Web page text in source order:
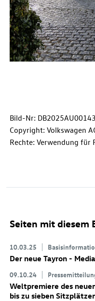
Bild-Nr: DB2025AU00143
Copyright: Volkswagen
Rechte: Verwendung für
Seiten mit diesem
10.03.25
Der neue Tayron -
09.10.24
Weltpremiere des
bis zu sieben